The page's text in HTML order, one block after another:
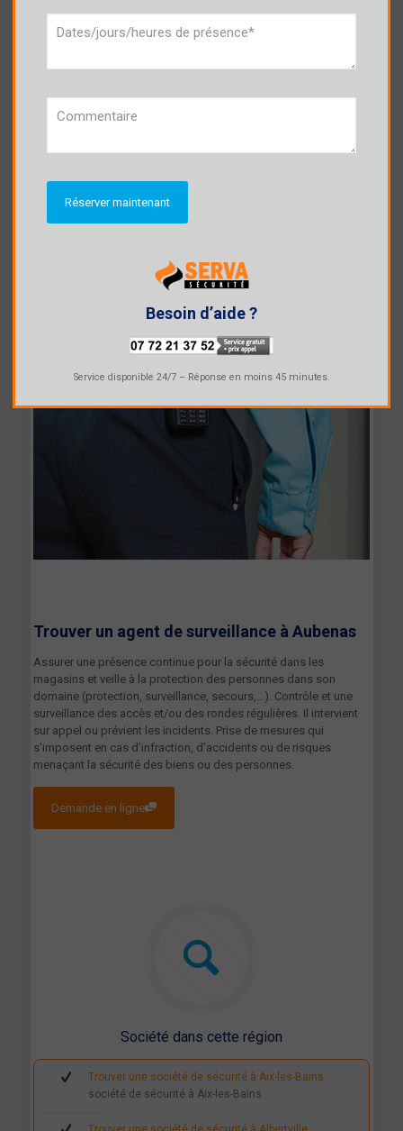
Accueillir, renseigner et informer le public sur les services.
Actualiser l’affichage, les informations mises à la disposition du
Demande en ligne
Trouver un agent de surveillance àAubenas
Assurer une présence continue pour la sécurité dans les
magasins et veille à la protection des personnes dans son
domaine (protection, surveillance, secours,…). Contrôle et une
surveillance des accès et/ou des rondes régulières. Il intervient
sur appel ou prévient les incidents. Prise de mesures qui
s'imposent en cas d'infraction, d'accidents ou de risques
menaçant la sécurité des biens ou des personnes.
Demande en ligne
Société dans cette région
Trouver une société de sécurité à Aix-les-Bains
société de sécurité à Aix-les-Bains
Besoin d’aide ?
Service disponible 24/7 – Réponse en moins 45 minutes.